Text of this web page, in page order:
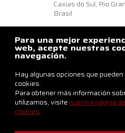
Caxias do Sul, Rio
Brasil
+55 54
Para una mejor
web, acepte nuestras
navegación.
Hay algunas opciones que
cookies.
Para obtener más información
utilizamos, visite nuestra página
cookies.